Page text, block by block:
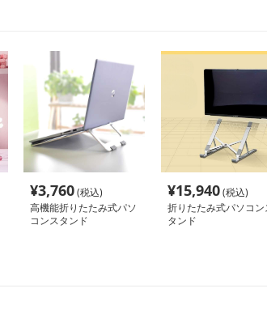
¥3,760(税込)
高機能折りたたみ式パソ
コンスタンド
¥15,940(税込)
折りたたみ式パソコン
タンド